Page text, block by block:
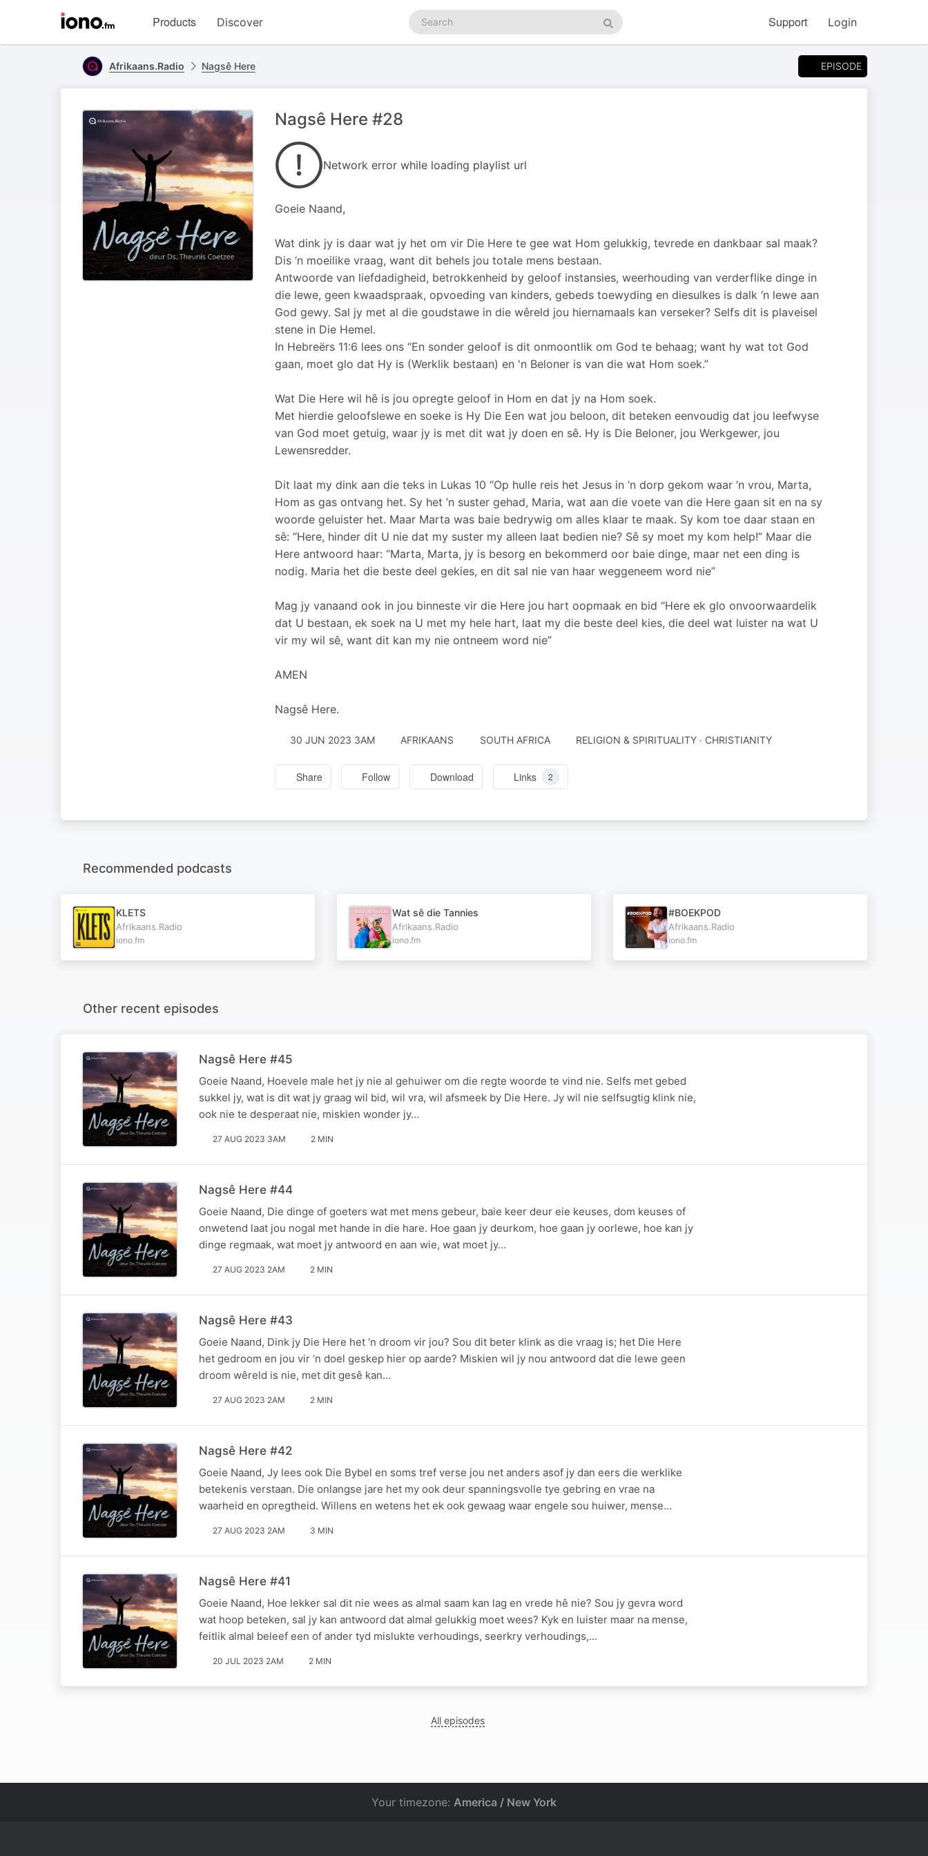
homepage
Products Discover
Search
podcasts
Search
Support Login
Afrikaans.Radio Nagsê Here EPISODE
Nagsê Here #28
Network error while loading playlist url
Goeie Naand,
Wat dink jy is daar wat jy het om vir Die Here te gee wat Hom gelukkig, tevrede en dankbaar sal maak?
Dis ‘n moeilike vraag, want dit behels jou totale mens bestaan.
Antwoorde van liefdadigheid, betrokkenheid by geloof instansies, weerhouding van verderflike dinge in
die lewe, geen kwaadspraak, opvoeding van kinders, gebeds toewyding en diesulkes is dalk ‘n lewe aan
God gewy. Sal jy met al die goudstawe in die wêreld jou hiernamaals kan verseker? Selfs dit is plaveisel
stene in Die Hemel.
In Hebreërs 11:6 lees ons “En sonder geloof is dit onmoontlik om God te behaag; want hy wat tot God
gaan, moet glo dat Hy is (Werklik bestaan) en 'n Beloner is van die wat Hom soek.”
Wat Die Here wil hê is jou opregte geloof in Hom en dat jy na Hom soek.
Met hierdie geloofslewe en soeke is Hy Die Een wat jou beloon, dit beteken eenvoudig dat jou leefwyse
van God moet getuig, waar jy is met dit wat jy doen en sê. Hy is Die Beloner, jou Werkgewer, jou
Lewensredder.
Dit laat my dink aan die teks in Lukas 10 “Op hulle reis het Jesus in ’n dorp gekom waar ’n vrou, Marta,
Hom as gas ontvang het. Sy het ’n suster gehad, Maria, wat aan die voete van die Here gaan sit en na sy
woorde geluister het. Maar Marta was baie bedrywig om alles klaar te maak. Sy kom toe daar staan en
sê: “Here, hinder dit U nie dat my suster my alleen laat bedien nie? Sê sy moet my kom help!” Maar die
Here antwoord haar: “Marta, Marta, jy is besorg en bekommerd oor baie dinge, maar net een ding is
nodig. Maria het die beste deel gekies, en dit sal nie van haar weggeneem word nie”
Mag jy vanaand ook in jou binneste vir die Here jou hart oopmaak en bid “Here ek glo onvoorwaardelik
dat U bestaan, ek soek na U met my hele hart, laat my die beste deel kies, die deel wat luister na wat U
vir my wil sê, want dit kan my nie ontneem word nie”
AMEN
Nagsê Here.
30 JUN 2023 3AM AFRIKAANS SOUTH AFRICA RELIGION & SPIRITUALITY · CHRISTIANITY
Share Follow Download Links 2
Recommended podcasts
KLETS
Afrikaans.Radio
iono.fm
Wat sê die Tannies
Afrikaans.Radio
iono.fm
#BOEKPOD
Afrikaans.Radio
iono.fm
Other recent episodes
Nagsê Here #45
Goeie Naand, Hoevele male het jy nie al gehuiwer om die regte woorde te vind nie. Selfs met gebed
sukkel jy, wat is dit wat jy graag wil bid, wil vra, wil afsmeek by Die Here. Jy wil nie selfsugtig klink nie,
ook nie te desperaat nie, miskien wonder jy…
27 AUG 2023 3AM 2 MIN
Nagsê Here #44
Goeie Naand, Die dinge of goeters wat met mens gebeur, baie keer deur eie keuses, dom keuses of
onwetend laat jou nogal met hande in die hare. Hoe gaan jy deurkom, hoe gaan jy oorlewe, hoe kan jy
dinge regmaak, wat moet jy antwoord en aan wie, wat moet jy…
27 AUG 2023 2AM 2 MIN
Nagsê Here #43
Goeie Naand, Dink jy Die Here het ‘n droom vir jou? Sou dit beter klink as die vraag is; het Die Here
het gedroom en jou vir ‘n doel geskep hier op aarde? Miskien wil jy nou antwoord dat die lewe geen
droom wêreld is nie, met dit gesê kan…
27 AUG 2023 2AM 2 MIN
Nagsê Here #42
Goeie Naand, Jy lees ook Die Bybel en soms tref verse jou net anders asof jy dan eers die werklike
betekenis verstaan. Die onlangse jare het my ook deur spanningsvolle tye gebring en vrae na
waarheid en opregtheid. Willens en wetens het ek ook gewaag waar engele sou huiwer, mense…
27 AUG 2023 2AM 3 MIN
Nagsê Here #41
Goeie Naand, Hoe lekker sal dit nie wees as almal saam kan lag en vrede hê nie? Sou jy gevra word
wat hoop beteken, sal jy kan antwoord dat almal gelukkig moet wees? Kyk en luister maar na mense,
feitlik almal beleef een of ander tyd mislukte verhoudings, seerkry verhoudings,…
20 JUL 2023 2AM 2 MIN
All episodes
Your timezone: America / New York